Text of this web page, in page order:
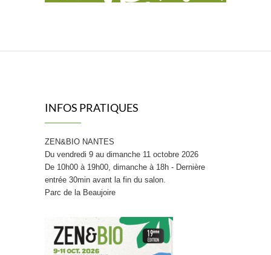
INFOS PRATIQUES
ZEN&BIO NANTES
Du vendredi 9 au dimanche 11 octobre 2026
De 10h00 à 19h00, dimanche à 18h - Dernière
entrée 30min avant la fin du salon.
Parc de la Beaujoire